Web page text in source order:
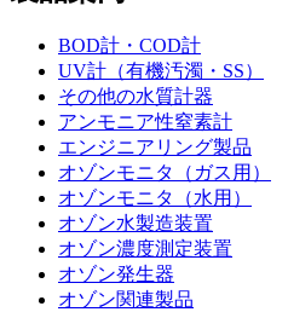
BOD計・COD計
UV計（有機汚濁・SS）
その他の水質計器
アンモニア性窒素計
エンジニアリング製品
オゾンモニタ（ガス用）
オゾンモニタ（水用）
オゾン水製造装置
オゾン濃度測定装置
オゾン発生器
オゾン関連製品